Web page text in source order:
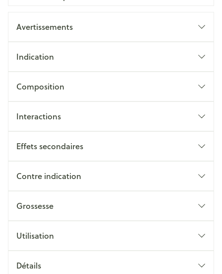
Avertissements
Indication
Composition
Interactions
Effets secondaires
Contre indication
Grossesse
Utilisation
Détails